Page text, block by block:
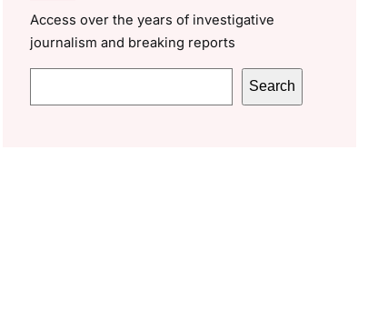
Access over the years of investigative
journalism and breaking reports
e
Search